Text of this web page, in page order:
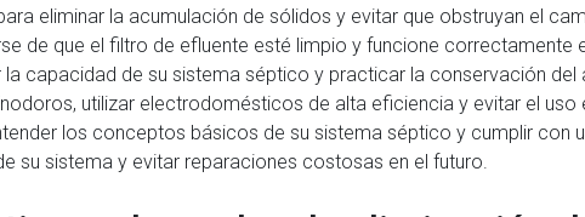
eliminar la acumulación de sólidos y evitar que obstruyan el
de que el filtro de efluente esté limpio y funcione correctamente
la capacidad de su sistema séptico y practicar la conservación
utilizar electrodomésticos de alta eficiencia y evitar el
los conceptos básicos de su sistema séptico y cumplir con
su sistema y evitar reparaciones costosas en el futuro.